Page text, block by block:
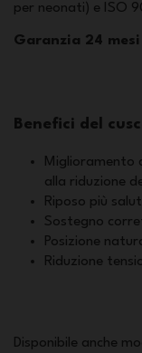
per neonati) e ISO
Garanzia 24 mesi
Benefici del
Miglioramento
alla riduzione
Riposo più
Sostegno
Posizione
Riduzione
Disponibile anche